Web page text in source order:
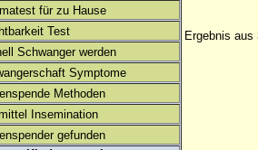
für zu Hause
Test
Schwanger werden
Symptome
Methoden
Insemination
gefunden
Ergebnis aus